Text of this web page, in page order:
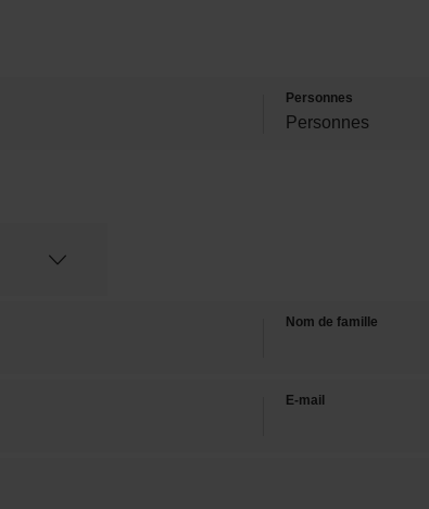
Personnes
Nom de famille
E-mail